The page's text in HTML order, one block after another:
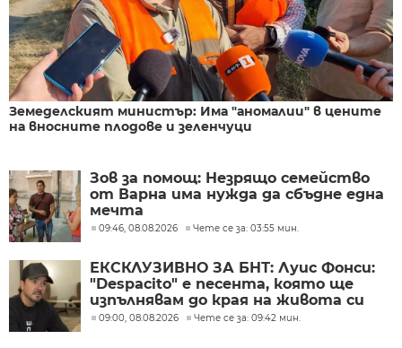
Земеделският министър: Има "аномалии" в цените
на вносните плодове и зеленчуци
Зов за помощ: Незрящо семейство
от Варна има нужда да сбъдне една
мечта
09:46, 08.08.2026 Чете се за: 03:55 мин.
ЕКСКЛУЗИВНО ЗА БНТ: Луис Фонси:
"Despacito" е песента, която ще
изпълнявам до края на живота си
09:00, 08.08.2026 Чете се за: 09:42 мин.